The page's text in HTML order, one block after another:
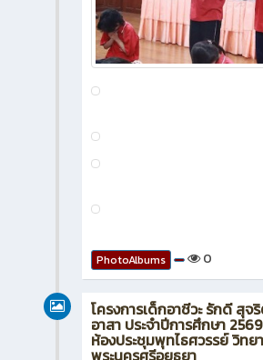
ข่าวสาร 40 0
สิงหาคม 2026
ไทย ใจงาม” และได้รับความ
อนุเคราะห์จาก นางสาวกิ่งกั